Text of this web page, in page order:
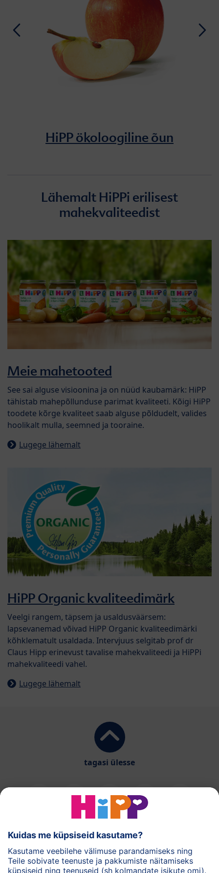
HiPP ökoloogiline õun
Lähemalt HiPPi erilisest
mahekvaliteedist
Meie mahetooted
See sai alguse visioonina ja on nüüd kaubamärk: HiPP
tähistab mahepõllunduse parimat kvaliteeti. Kõigi HiPP
toodete kõrge kvaliteet saab alguse põldudelt, valides
hoolikalt mulla, seemned ja tooraine.
Lugege lähemalt
HiPP Organic kvaliteedimärk
Veelgi rangem, täpsem ja usaldusväärsem:
lapsevanemad võivad HiPP Organic kvaliteedimärki
kõhklematult usaldada. Intervjuus selgitab prof dr
Claus Hipp erinevust tavalise mahekvaliteedi ja HiPPi
mahekvaliteedi vahel.
Lugege lähemalt
tagasi ülesse
HiPPi piimasegud
HiPPi imikutoidud
HiPPi nahahooldus